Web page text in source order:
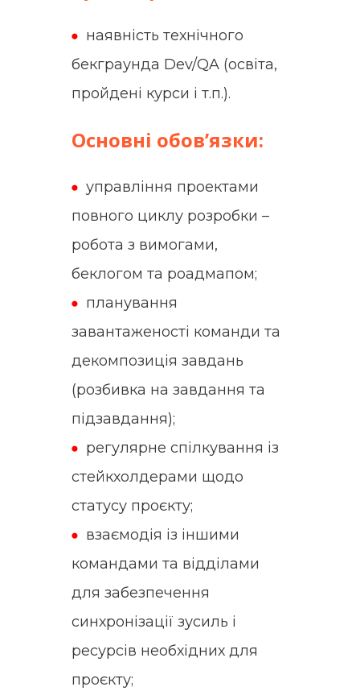
наявність технічного
бекграунда Dev/QA (освіта,
пройдені курси і т.п.).
Основні обов’язки:
управління проектами
повного циклу розробки –
робота з вимогами,
беклогом та роадмапом;
планування
завантаженості команди та
декомпозиція завдань
(розбивка на завдання та
підзавдання);
регулярне спілкування із
стейкхолдерами щодо
статусу проєкту;
взаємодія із іншими
командами та відділами
для забезпечення
синхронізації зусиль і
ресурсів необхідних для
проєкту;